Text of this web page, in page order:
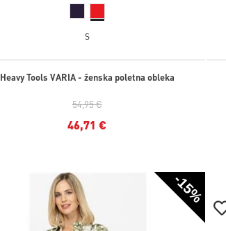
S
Heavy Tools VARIA - ženska poletna obleka
54,95 €
46,71 €
-15%